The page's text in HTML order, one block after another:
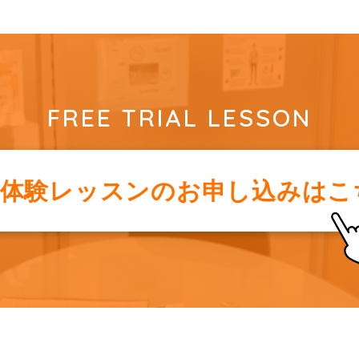
FREE TRIAL LESSON
験レッスンのお申し込みは